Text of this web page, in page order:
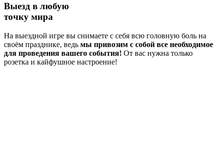
Выезд в любую
точку мира
На выездной игре вы снимаете с себя всю головную боль на
своём празднике, ведь мы привозим с собой все необходимое
для проведения вашего события! От вас нужна только
розетка и кайфушное настроение!